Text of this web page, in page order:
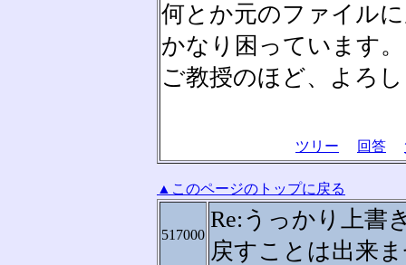
何とか元のファイル
かなり困っています。
ご教授のほど、よろ
ツリー 回答
▲このページのトップに戻る
517000
Re:うっかり上書
戻すことは出来